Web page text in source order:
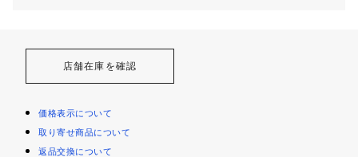
店舗在庫を確認
価格表示について
取り寄せ商品について
返品交換について